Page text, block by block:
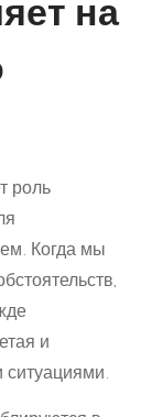
на
роль
Когда мы
и
ситуациями.